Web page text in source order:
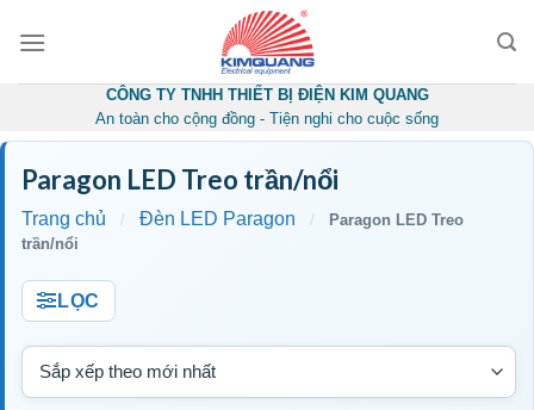
CÔNG TY TNHH THIẾT BỊ ĐIỆN KIM QUANG
An toàn cho cộng đồng - Tiện nghi cho cuộc sống
Paragon LED Treo trần/nổi
Trang chủ / Đèn LED Paragon /
Paragon LED Treo
trần/nổi
LỌC